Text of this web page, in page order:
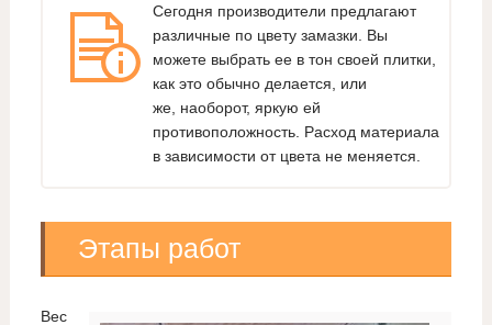
Сегодня производители предлагают
различные по цвету замазки. Вы
можете выбрать ее в тон своей плитки,
как это обычно делается, или
же, наоборот, яркую ей
противоположность. Расход материала
в зависимости от цвета не меняется.
Этапы работ
Вес